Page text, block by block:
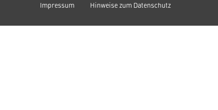
Impressum Hinweise zum Datenschutz